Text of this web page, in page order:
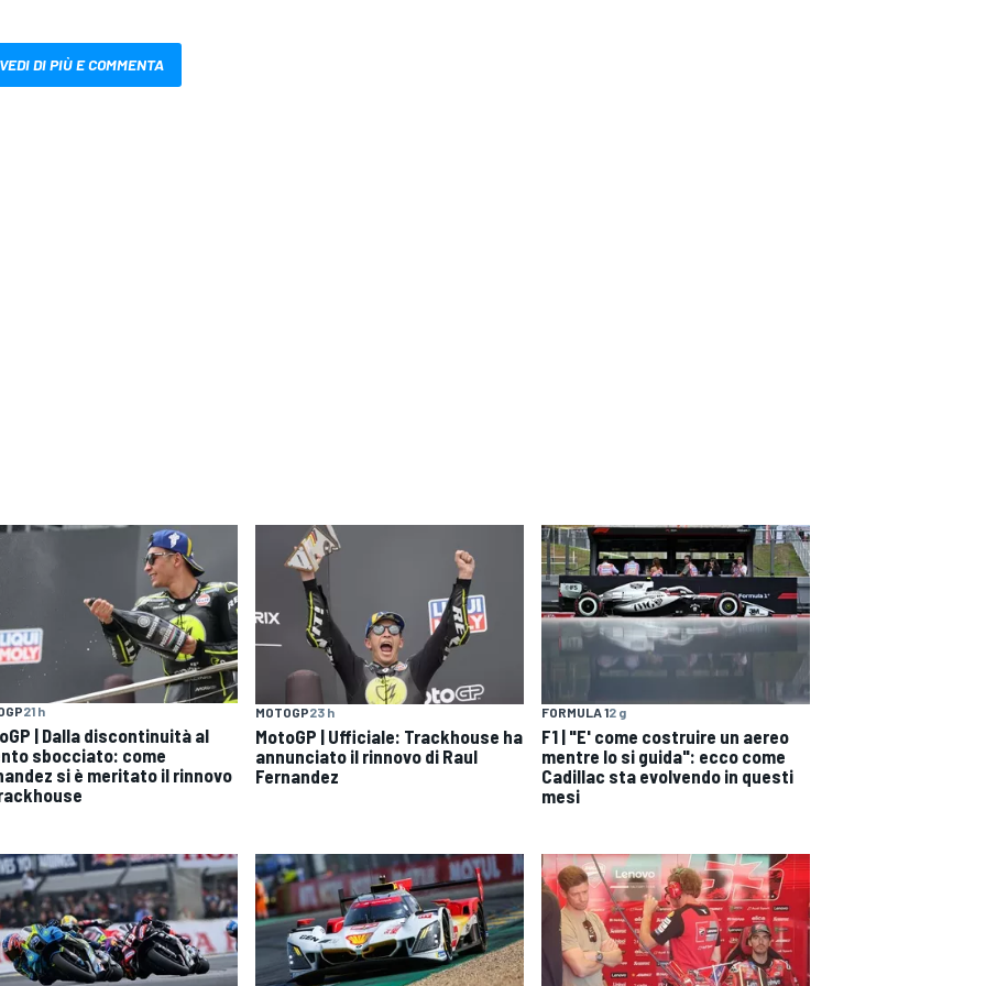
VEDI DI PIÙ E COMMENTA
21 h
| Dalla discontinuità al
sbocciato: come
si è meritato il rinnovo
MOTOGP23 h
MotoGP | Ufficiale: Trackhouse ha
annunciato il rinnovo di Raul
Fernandez
FORMULA 12 g
F1 | "E' come costruire un aereo
mentre lo si guida": ecco come
Cadillac sta evolvendo in questi
mesi